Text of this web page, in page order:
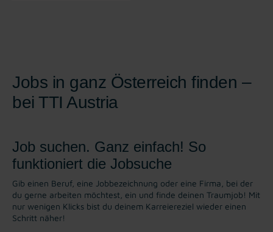
Jobs in ganz Österreich finden –
bei TTI Austria
Job suchen. Ganz einfach! So
funktioniert die Jobsuche
Gib einen Beruf, eine Jobbezeichnung oder eine Firma, bei der
du gerne arbeiten möchtest, ein und finde deinen Traumjob! Mit
nur wenigen Klicks bist du deinem Karreiereziel wieder einen
Schritt näher!